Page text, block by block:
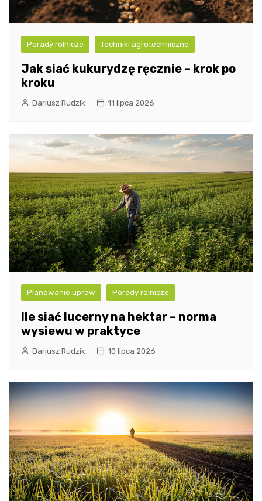
Porady rolnicze Techniki agrotechniczne
Jak siać kukurydzę ręcznie – krok po
kroku
Dariusz Rudzik 11 lipca 2026
Planowanie upraw Porady rolnicze
Ile siać lucerny na hektar – norma
wysiewu w praktyce
Dariusz Rudzik 10 lipca 2026